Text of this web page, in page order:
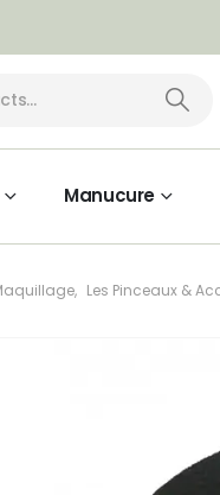
Manucure
, Les Pinceaux &